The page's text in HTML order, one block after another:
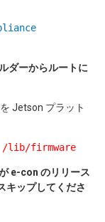
ダーからルートに
Jetson プラット
/lib/firmware
e-con のリリース
キップしてくださ